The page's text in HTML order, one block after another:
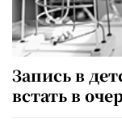
Запись в
встать в